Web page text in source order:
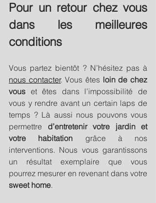
Pour un retour chez vous
dans les meilleures
conditions
nous contacter. Vous êtes loin de chez
vous et êtes dans l’impossibilité de
vous y rendre avant un certain laps de
temps ? Là aussi nous pouvons vous
permettre d’entretenir votre jardin et
votre habitation grâce à nos
interventions. Nous vous garantissons
un résultat exemplaire que vous
sweet home.